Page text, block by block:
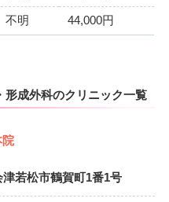
不明 44,000円
成外科のクリニック一覧
院
津若松市鶴賀町1番1号